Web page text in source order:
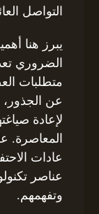
التواصل
يبرز هنا
الضروري
متطلبات
عن الجذور،
لإعادة
المعاصرة.
عادات
عناصر
وتفهمهم.